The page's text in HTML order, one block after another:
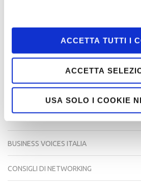
ACCETTA TUTTI I
ACCETTA
USA SOLO I COOKIE
Navigazione
Prove
Ricerca
CATEGORIE
BUSINESS VOICES ITALIA
CONSIGLI DI NETWORKING